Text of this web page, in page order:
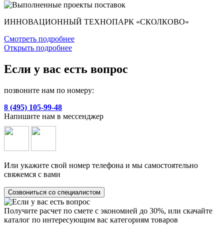
ИННОВАЦИОННЫЙ ТЕХНОПАРК «СКОЛКОВО»
Смотреть подробнее
Открыть подробнее
Если у вас есть вопрос
позвоните нам по номеру:
8 (495) 105-99-48
Напишите нам в мессенджер
Или укажите свой номер телефона и мы самостоятельно
свяжемся с вами
Созвониться со специалистом
Получите расчет по смете с экономией до 30%, или скачайте
каталог по интересующим вас категориям товаров